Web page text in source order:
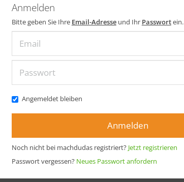
Anmelden
Bitte geben Sie Ihre Email-Adresseund Ihr Passwortein.
Angemeldet bleiben
Anmelden
Noch nicht bei machdudas registriert? Jetzt registrieren
Passwort vergessen? Neues Passwort anfordern